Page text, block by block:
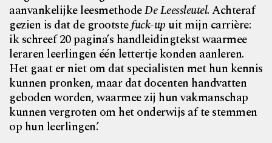
aanvankelijke leesmethodeDe Leessleutel. Achteraf
gezien is dat de grootstefuck-up uit mijn carrière:
ik schreef 20 pagina’s handleidingtekst waarmee
leraren leerlingen één lettertje konden aanleren.
Het gaat er niet om dat specialisten met hun kennis
kunnen pronken, maar dat docenten handvatten
geboden worden, waarmee zij hun vakmanschap
kunnen vergroten om het onderwijs af te stemmen
op hun leerlingen.’